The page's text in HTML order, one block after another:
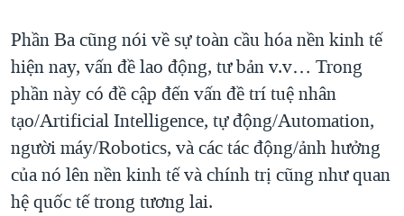
Phần Ba cũng nói về sự toàn cầu hóa nền kinh tế
hiện nay, vấn đề lao động, tư bản v.v… Trong
phần này có đề cập đến vấn đề trí tuệ nhân
tạo/Artificial Intelligence, tự động/Automation,
người máy/Robotics, và các tác động/ảnh hưởng
của nó lên nền kinh tế và chính trị cũng như quan
hệ quốc tế trong tương lai.